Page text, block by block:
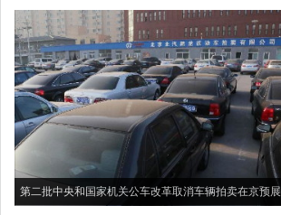
第二批中央和国家机关公车改革取消车辆拍卖在京预展